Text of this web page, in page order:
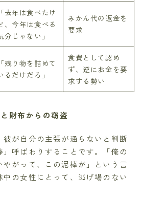
「去年は食べたけ
、今年は食べる
分じゃない」
みかん代の返金を
要求
「残り物を詰めて
るだけだろ」
食費として認め
ず、逆にお金を要
求する勢い
財布からの窃盗
彼が自分の主張が通らないと判断
呼ばわりすることです。「俺の
がって、この泥棒が」という言
の女性にとって、逃げ場のない